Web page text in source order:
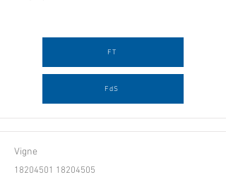
FT
FdS
Vigne
18204501 18204505